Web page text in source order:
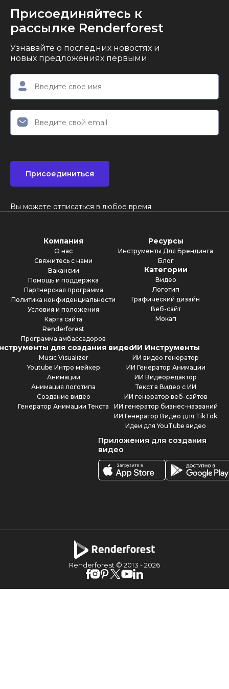
Присоединяйтесь к
рассылке Renderforest
Узнавайте о последних новостях и
новых предложениях первыми
Присоединиться
Вы можете отписаться в любое время
Компания
О нас
Свяжитесь с нами
Вакансии
Помощь и поддержка
Партнерская программа
Политика конфиденциальности
Условия и положения
Карта сайта
Renderforest
Программа амбассадоров
Ресурсы
Инструменты Для Брендинга
Блог
Категории
Видео
Логотип
Графический дизайн
Веб-сайт
Мокап
для создания видео
Music Visualizer
Youtube Интро мейкер
Анимации
Анимация логотипа
Создание видео
Генератор Анимации Текста
ИИ Инструменты
ИИ видео генератор
ИИ Генератор Анимации
ИИ Видеоредактор
Текст в Видео с ИИ
ИИ генератор веб-сайтов
ИИ генератор бизнес-названий
ИИ Генератор Видео для TikTok
Идеи для YouTube видео
Приложения для создания
видео
Renderforest © 2013 -2026